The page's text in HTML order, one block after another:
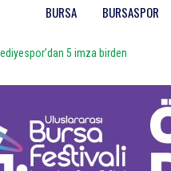
BURSA BURSASPOR
5 imza birden